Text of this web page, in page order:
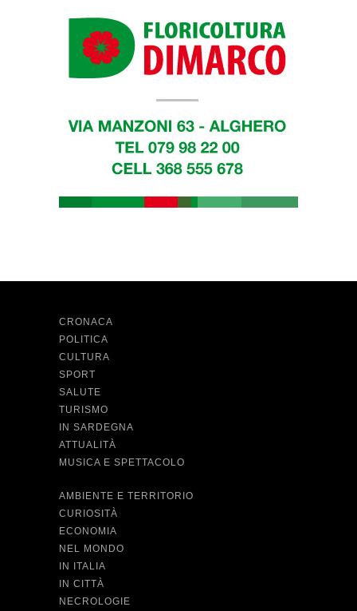
CRONACA
POLITICA
CULTURA
SPORT
SALUTE
TURISMO
IN SARDEGNA
ATTUALITÀ
MUSICA E SPETTACOLO
AMBIENTE E TERRITORIO
CURIOSITÀ
ECONOMIA
NEL MONDO
IN ITALIA
IN CITTÀ
NECROLOGIE